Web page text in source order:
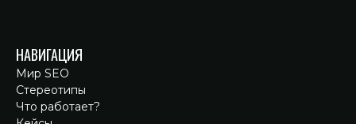
НАВИГАЦИЯ
Мир SEO
Стереотипы
Что работает?